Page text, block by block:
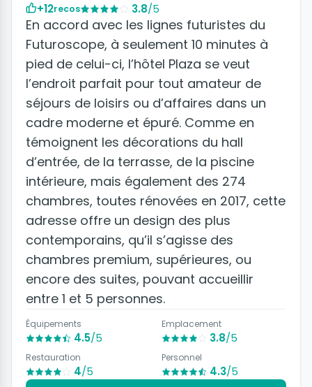
+12recos 3.8/5
En accord avec les lignes futuristes du
Futuroscope, à seulement 10 minutes à
pied de celui-ci, l’hôtel Plaza se veut
l’endroit parfait pour tout amateur de
séjours de loisirs ou d’affaires dans un
cadre moderne et épuré. Comme en
témoignent les décorations du hall
d’entrée, de la terrasse, de la piscine
intérieure, mais également des 274
chambres, toutes rénovées en 2017, cette
adresse offre un design des plus
contemporains, qu’il s’agisse des
chambres premium, supérieures, ou
encore des suites, pouvant accueillir
entre 1 et 5 personnes.
Équipements
4.5/5
Emplacement
3.8/5
Restauration
4/5
Personnel
4.3/5